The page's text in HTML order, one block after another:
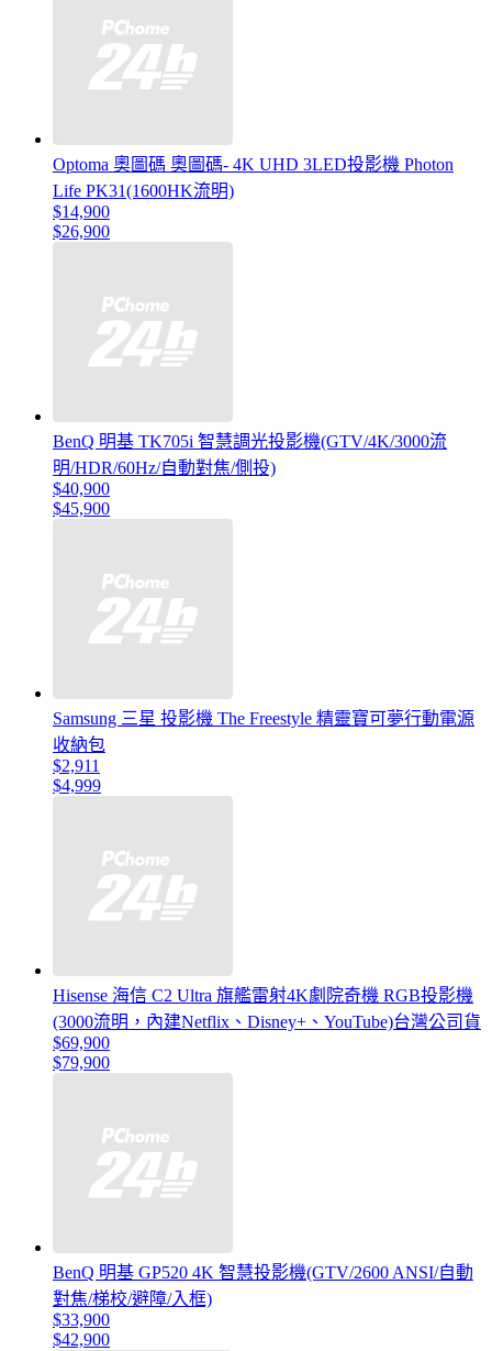
Optoma 奧圖碼 奧圖碼- 4K UHD 3LED投影機 Photon
Life PK31(1600HK流明)
$14,900
$26,900
BenQ 明基 TK705i 智慧調光投影機(GTV/4K/3000流
明/HDR/60Hz/自動對焦/側投)
$40,900
$45,900
Samsung 三星 投影機 The Freestyle 精靈寶可夢行動電源
收納包
$2,911
$4,999
Hisense 海信 C2 Ultra 旗艦雷射4K劇院奇機 RGB投影機
(3000流明，內建Netflix、Disney+、YouTube)台灣公司貨
$69,900
$79,900
BenQ 明基 GP520 4K 智慧投影機(GTV/2600 ANSI/自動
對焦/梯校/避障/入框)
$33,900
$42,900